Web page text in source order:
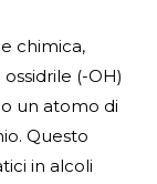
chimica,
(-OH)
un atomo di
Questo
in alcoli